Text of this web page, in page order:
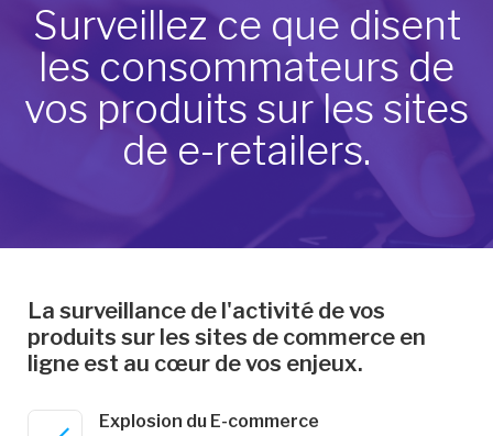
Surveillez ce que disent
les consommateurs de
vos produits sur les sites
de e-retailers.
La surveillance de l'activité de vos
produits sur les sites de commerce en
ligne est au cœur de vos enjeux.
Explosion du E-commerce